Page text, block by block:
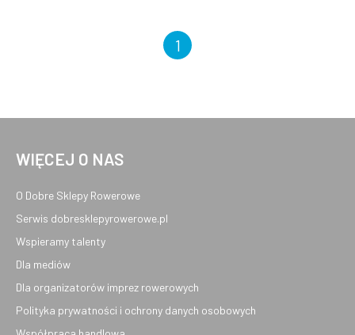
1
WIĘCEJ O NAS
O Dobre Sklepy Rowerowe
Serwis dobresklepyrowerowe.pl
Wspieramy talenty
Dla mediów
Dla organizatorów imprez rowerowych
Polityka prywatności i ochrony danych osobowych